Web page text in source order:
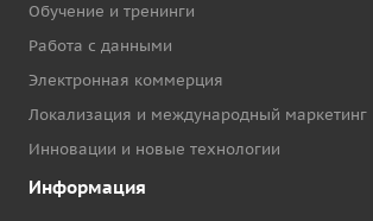
Обучение и тренинги
Работа с данными
Электронная коммерция
Локализация и международный маркетинг
Инновации и новые технологии
Информация